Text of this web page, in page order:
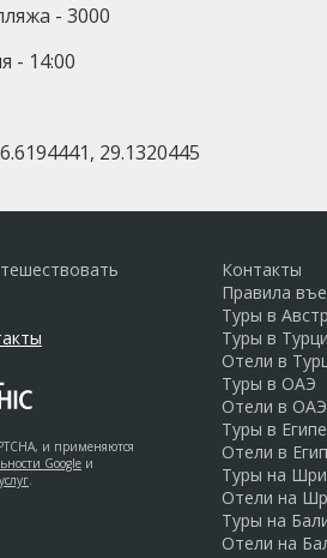
- 3000
- 14:00
29.1320445
и применяются
Google и
.
Контакты
Правила
Туры в
Туры в
Отели в
Туры в ОАЭ
Отели в ОАЭ
Туры в
Отели в
Туры на
Отели на
Туры на
Отели на